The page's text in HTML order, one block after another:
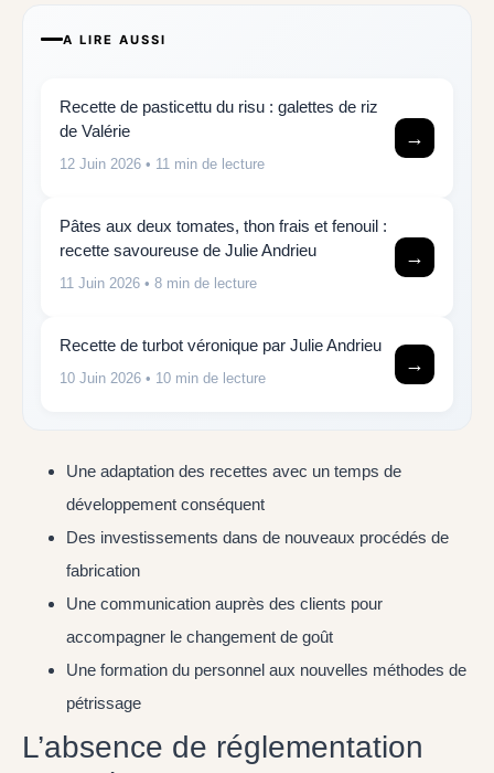
A LIRE AUSSI
Recette de pasticettu du risu : galettes de riz
de Valérie
12 Juin 2026 • 11 min de lecture
→
Pâtes aux deux tomates, thon frais et fenouil :
recette savoureuse de Julie Andrieu
11 Juin 2026 • 8 min de lecture
→
Recette de turbot véronique par Julie Andrieu
10 Juin 2026 • 10 min de lecture
→
Une adaptation des recettes avec un temps de
développement conséquent
Des investissements dans de nouveaux procédés de
fabrication
Une communication auprès des clients pour
accompagner le changement de goût
Une formation du personnel aux nouvelles méthodes de
pétrissage
L’absence de réglementation